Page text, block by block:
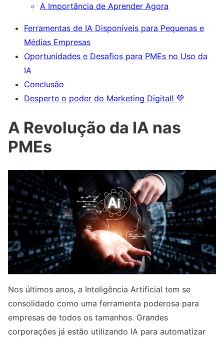
A Importância de Aprender Agora
Ferramentas de IA Disponíveis para Pequenas e
Médias Empresas
Oportunidades e Desafios para PMEs no Uso da
IA
Conclusão
Desperte o poder do Marketing Digital! 💜
A Revolução da IA nas
PMEs
Nos últimos anos, a Inteligência Artificial tem se
consolidado como uma ferramenta poderosa para
empresas de todos os tamanhos. Grandes
corporações já estão utilizando IA para automatizar